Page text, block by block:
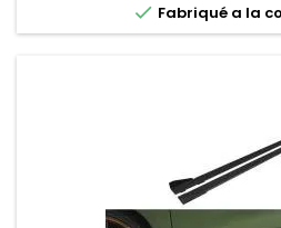
 Fabriqué a la